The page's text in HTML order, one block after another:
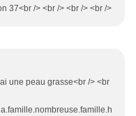
37<br /> <br /> <br /> <br />
une peau grasse<br /> <br